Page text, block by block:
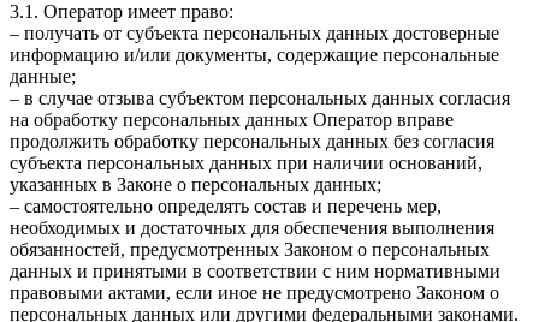
3.1. Оператор имеет право:
– получать от субъекта персональных данных достоверные
информацию и/или документы, содержащие персональные
данные;
– в случае отзыва субъектом персональных данных согласия
на обработку персональных данных Оператор вправе
продолжить обработку персональных данных без согласия
субъекта персональных данных при наличии оснований,
указанных в Законе о персональных данных;
– самостоятельно определять состав и перечень мер,
необходимых и достаточных для обеспечения выполнения
обязанностей, предусмотренных Законом о персональных
данных и принятыми в соответствии с ним нормативными
правовыми актами, если иное не предусмотрено Законом о
персональных данных или другими федеральными законами.